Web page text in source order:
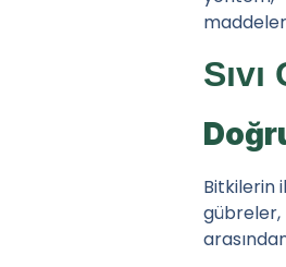
Bitkilerin
gübreler,